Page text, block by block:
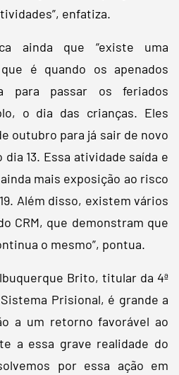
enfatiza.
ainda que “existe uma
é quando os apenados
para passar os feriados
o dia das crianças. Eles
outubro para já sair de novo
13. Essa atividade saída e
mais exposição ao risco
Além disso, existem vários
CRM, que demonstram que
o mesmo”, pontua.
Brito, titular da 4ª
Prisional, é grande a
a um retorno favorável ao
a essa grave realidade do
por essa ação em